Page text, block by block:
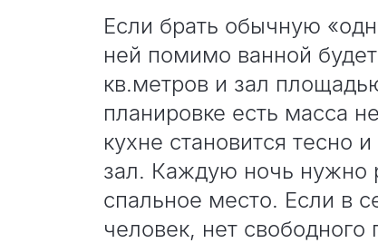
Если брать обычную
ней помимо ванной
кв.метров и зал
планировке есть масса
кухне становится тесно
зал. Каждую ночь нужно
спальное место. Если в
человек, нет свободного